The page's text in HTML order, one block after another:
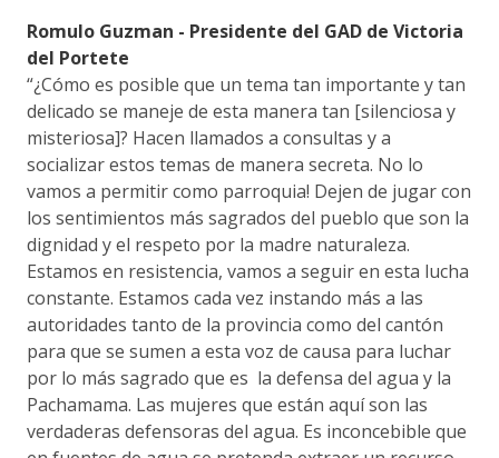
Romulo Guzman - Presidente del GAD de Victoria
del Portete
“¿Cómo es posible que un tema tan importante y tan
delicado se maneje de esta manera tan [silenciosa y
misteriosa]? Hacen llamados a consultas y a
socializar estos temas de manera secreta. No lo
vamos a permitir como parroquia! Dejen de jugar con
los sentimientos más sagrados del pueblo que son la
dignidad y el respeto por la madre naturaleza.
Estamos en resistencia, vamos a seguir en esta lucha
constante. Estamos cada vez instando más a las
autoridades tanto de la provincia como del cantón
para que se sumen a esta voz de causa para luchar
por lo más sagrado que es la defensa del agua y la
Pachamama. Las mujeres que están aquí son las
verdaderas defensoras del agua. Es inconcebible que